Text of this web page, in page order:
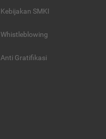
Kebijakan SMKI
Whistleblowing
Anti Gratifikasi